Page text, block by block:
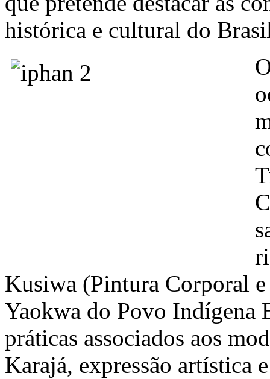
histórica e cultural do
Kusiwa (Pintura Corporal
Yaokwa do Povo Indígena
práticas associados aos
Karajá, expressão artística